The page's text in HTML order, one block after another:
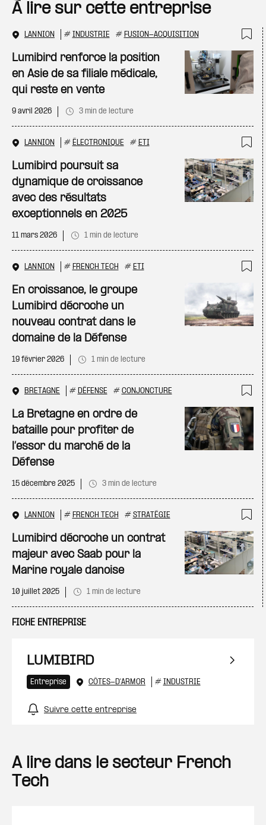
À lire sur cette entreprise
LANNION # INDUSTRIE # FUSION-ACQUISITION
Lumibird renforce la position
en Asie de sa filiale médicale,
qui reste en vente
9 avril 2026 3 min de lecture
LANNION # ÉLECTRONIQUE # ETI
Lumibird poursuit sa
dynamique de croissance
avec des résultats
exceptionnels en 2025
11 mars 2026 1 min de lecture
LANNION # FRENCH TECH # ETI
En croissance, le groupe
Lumibird décroche un
nouveau contrat dans le
domaine de la Défense
19 février 2026 1 min de lecture
BRETAGNE # DÉFENSE # CONJONCTURE
La Bretagne en ordre de
bataille pour profiter de
l’essor du marché de la
Défense
15 décembre 2025 3 min de lecture
LANNION # FRENCH TECH # STRATÉGIE
Lumibird décroche un contrat
majeur avec Saab pour la
Marine royale danoise
10 juillet 2025 1 min de lecture
FICHE ENTREPRISE
LUMIBIRD
Entreprise CÔTES-D'ARMOR # INDUSTRIE
Suivre cette entreprise
A lire dans le secteur French
Tech